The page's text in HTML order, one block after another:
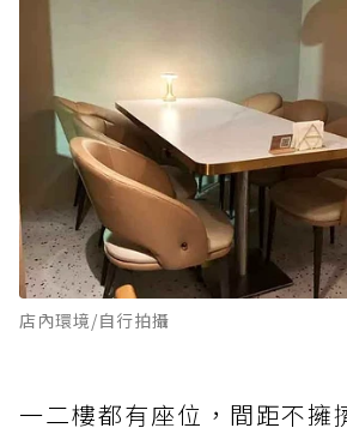
店內環境/自行拍攝
一二樓都有座位，間距不擁